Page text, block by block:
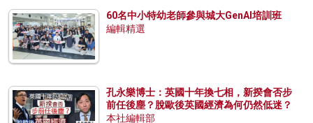
60名中小特幼老師參與城大GenAI培訓班
編輯精選
孔永樂博士：英國十年換七相，新揆會否步
前任後塵？脫歐後英國經濟為何仍然低迷？
本社編輯部